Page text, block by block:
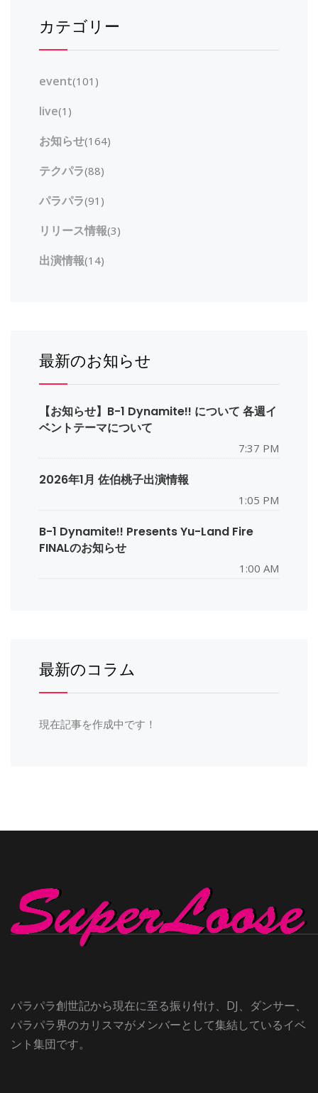
カテゴリー
event(101)
live(1)
お知らせ(164)
テクパラ(88)
パラパラ(91)
リリース情報(3)
出演情報(14)
最新のお知らせ
【お知らせ】B-1 Dynamite!! について 各週イ
ベントテーマについて
7:37 PM
2026年1月 佐伯桃子出演情報
1:05 PM
B-1 Dynamite!! Presents Yu-Land Fire
FINALのお知らせ
1:00 AM
最新のコラム
現在記事を作成中です！
パラパラ創世記から現在に至る振り付け、DJ、ダンサー、
パラパラ界のカリスマがメンバーとして集結しているイベ
ント集団です。